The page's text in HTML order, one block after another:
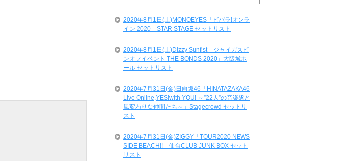
ス
一
2020年8月1日(土)MONOEYES「ビバラ!オンラ
イン 2020」STAR STAGE セットリスト
2020年8月1日(土)Dizzy Sunfist「ジャイガスピ
ンオフイベント THE BONDS 2020」大阪城ホ
ール セットリスト
2020年7月31日(金)日向坂46「HINATAZAKA46
Live Online,YES!with YOU! ～”22人”の音楽隊と
風変わりな仲間たち～」Stagecrowd セットリ
スト
2020年7月31日(金)ZIGGY「TOUR2020 NEWS
SIDE BEACH!!」仙台CLUB JUNK BOX セット
リスト